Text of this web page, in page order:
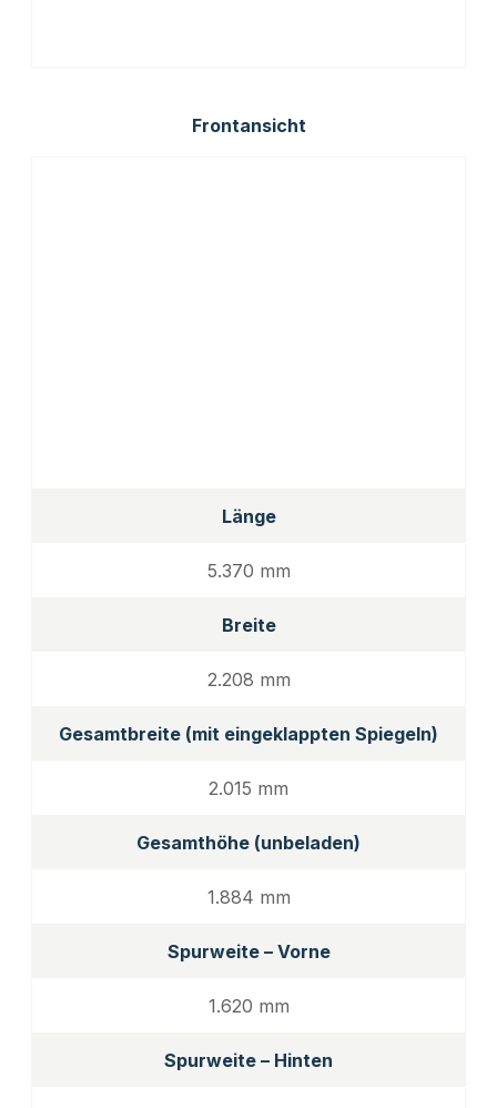
Frontansicht
Länge
5.370 mm
Breite
2.208 mm
Gesamtbreite (mit eingeklappten Spiegeln)
2.015 mm
Gesamthöhe (unbeladen)
1.884 mm
Spurweite – Vorne
1.620 mm
Spurweite – Hinten